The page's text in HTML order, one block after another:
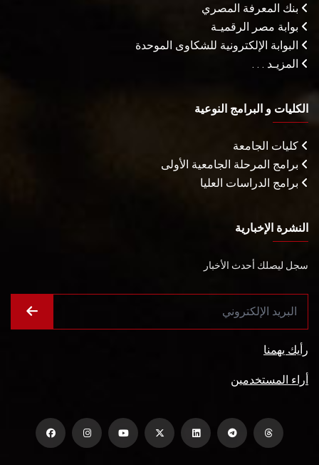
بنك المعرفة المصري
بوابة مصر الرقميـة
البوابة الإلكترونية للشكاوى الموحدة
المزيـد . . .
الكليات و البرامج النوعية
كليات الجامعة
برامج المرحلة الجامعية الأولى
برامج الدراسات العليا
النشرة الإخبارية
سجل ليصلك أحدث الأخبار
رأيك يهمنا
أراء المستخدمين